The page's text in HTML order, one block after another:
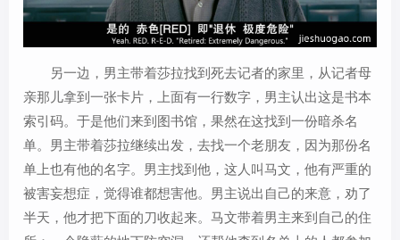
另一边，男主带着莎拉找到死去记者的家里，从记者母
亲那儿拿到一张卡片，上面有一行数字，男主认出这是书本
索引码。于是他们来到图书馆，果然在这找到一份暗杀名
单。男主带着莎拉继续出发，去找一个老朋友，因为那份名
单上也有他的名字。男主找到他，这人叫马文，他有严重的
被害妄想症，觉得谁都想害他。男主说出自己的来意，劝了
半天，他才把下面的刀收起来。马文带着男主来到自己的住